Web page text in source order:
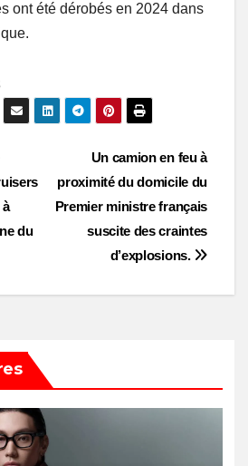
ont été dérobés en 2024 dans
Un camion en feu à
proximité du domicile du
Premier ministre français
suscite des craintes
d’explosions.
du